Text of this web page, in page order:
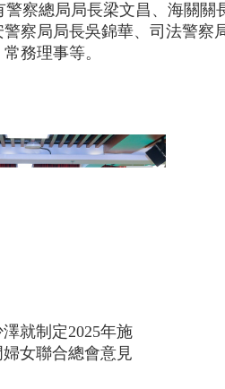
警察總局局長梁文昌、海關
察局局長吳錦華、司法警
務理事等。
就制定2025年施
女聯合總會意見